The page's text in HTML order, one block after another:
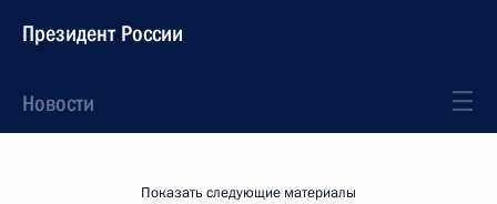
Президент России
Новости
Показать следующие материалы